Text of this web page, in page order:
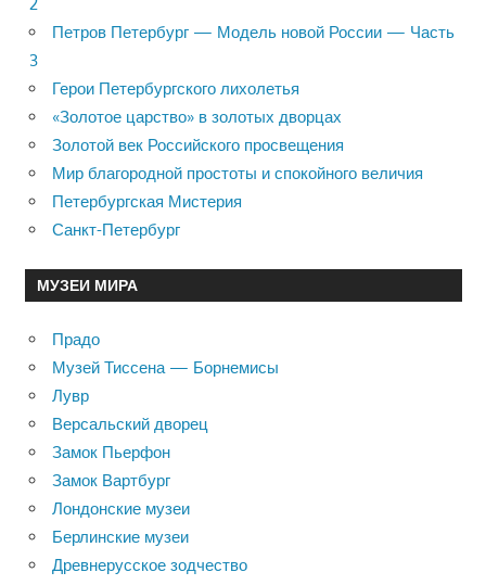
Петров Петербург — Модель новой России — Часть
3
Герои Петербургского лихолетья
«Золотое царство» в золотых дворцах
Золотой век Российского просвещения
Мир благородной простоты и спокойного величия
Петербургская Мистерия
Санкт-Петербург
МУЗЕИ МИРА
Прадо
Музей Тиссена — Борнемисы
Лувр
Версальский дворец
Замок Пьерфон
Замок Вартбург
Лондонские музеи
Берлинские музеи
Древнерусское зодчество